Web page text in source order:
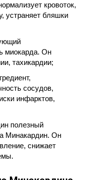
кровоток,
устраняет бляшки
миокарда. Он
тахикардии;
сосудов,
инфарктов,
полезный
Минакардин. Он
снижает